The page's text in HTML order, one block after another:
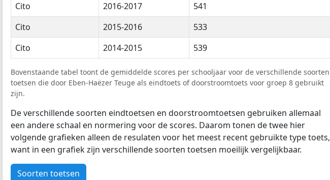
Cito
2016-2017
541
Cito
2015-2016
533
Cito
2014-2015 539
Bovenstaande tabel toont de gemiddelde scores per schooljaar voor de verschillende soorten
toetsen die door Eben-Haëzer Teuge als eindtoets of doorstroomtoets voor groep 8 gebruikt
zijn.
De verschillende soorten eindtoetsen en doorstroomtoetsen gebruiken allemaal
een andere schaal en normering voor de scores. Daarom tonen de twee hier
volgende grafieken alleen de resulaten voor het meest recent gebruikte type toets,
want in een grafiek zijn verschillende soorten toetsen moeilijk vergelijkbaar.
Soorten toetsen